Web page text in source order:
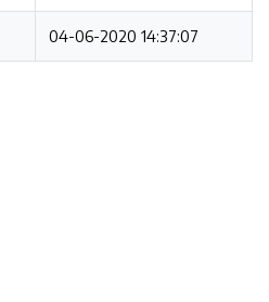
04-06-2020 14:37:07